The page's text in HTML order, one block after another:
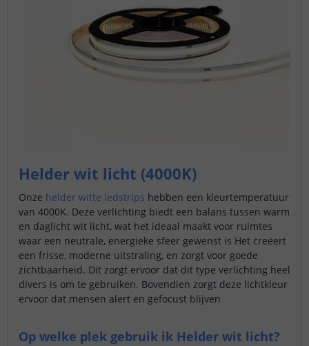
Helder wit licht (4000K)
Onze helder witte ledstrips hebben een kleurtemperatuur
van 4000K. Deze verlichting biedt een balans tussen warm
en daglicht wit licht, wat het ideaal maakt voor ruimtes
waar een neutrale, energieke sfeer gewenst is Het creëert
een frisse, moderne uitstraling, en zorgt voor goede
zichtbaarheid. Dit zorgt ervoor dat dit type verlichting heel
divers is om te gebruiken. Bovendien zorgt deze lichtkleur
ervoor dat mensen alert en gefocust blijven
Op welke plek gebruik ik Helder wit licht?